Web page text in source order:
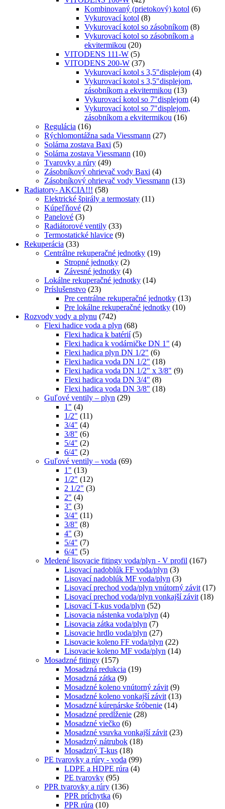
Kombinovaný (prietokový) kotol (6)
Vykurovací kotol (8)
Vykurovací kotol so zásobníkom (8)
Vykurovací kotol so zásobníkom a
ekvitermikou (20)
VITODENS 111-W (5)
VITODENS 200-W (37)
Vykurovací kotol s 3,5"displejom (4)
Vykurovací kotol s 3,5"displejom,
zásobníkom a ekvitermikou (13)
Vykurovací kotol so 7"displejom (4)
Vykurovací kotol so 7"displejom,
zásobníkom a ekvitermikou (16)
Regulácia (16)
Rýchlomontážna sada Viessmann (27)
Solárna zostava Baxi (5)
Solárna zostava Viessmann (10)
Tvarovky a rúry (49)
Zásobníkový ohrievač vody Baxi (4)
Zásobníkový ohrievač vody Viessmann (13)
Radiatory- AKCIA!!! (58)
Elektrické špirály a termostaty (11)
Kúpeľňové (2)
Panelové (3)
Radiátorové ventily (33)
Termostatické hlavice (9)
Rekuperácia (33)
Centrálne rekuperačné jednotky (19)
Stropné jednotky (2)
Závesné jednotky (4)
Lokálne rekuperačné jednotky (14)
Príslušenstvo (23)
Pre centrálne rekuperačné jednotky (13)
Pre lokálne rekuperačné jednotky (10)
Rozvody vody a plynu (742)
Flexi hadice voda a plyn (68)
Flexi hadica k batérií (5)
Flexi hadica k vodárničke DN 1" (4)
Flexi hadica plyn DN 1/2" (6)
Flexi hadica voda DN 1/2" (18)
Flexi hadica voda DN 1/2" x 3/8" (9)
Flexi hadica voda DN 3/4" (8)
Flexi hadica voda DN 3/8" (18)
Guľové ventily – plyn (29)
1" (4)
1/2" (11)
3/4" (4)
3/8" (6)
5/4" (2)
6/4" (2)
Guľové ventily – voda (69)
1" (13)
1/2" (12)
2 1/2" (3)
2" (4)
3" (3)
3/4" (11)
3/8" (8)
4" (3)
5/4" (7)
6/4" (5)
Medené lisovacie fitingy voda/plyn - V profil (167)
Lisovací nadoblúk FF voda/plyn (3)
Lisovací nadoblúk MF voda/plyn (3)
Lisovací prechod voda/plyn vnútorný závit (17)
Lisovací prechod voda/plyn vonkajší závit (18)
Lisovací T-kus voda/plyn (52)
Lisovacia nástenka voda/plyn (4)
Lisovacia zátka voda/plyn (7)
Lisovacie hrdlo voda/plyn (27)
Lisovacie koleno FF voda/plyn (22)
Lisovacie koleno MF voda/plyn (14)
Mosadzné fitingy (157)
Mosadzná redukcia (19)
Mosadzná zátka (9)
Mosadzné koleno vnútorný závit (9)
Mosadzné koleno vonkajší závit (13)
Mosadzné kúrenárske šróbenie (14)
Mosadzné predĺženie (28)
Mosadzné viečko (6)
Mosadzné vsuvka vonkajší závit (23)
Mosadzný nátrubok (18)
Mosadzný T-kus (18)
PE tvarovky a rúry - voda (99)
LDPE a HDPE rúra (4)
PE tvarovky (95)
PPR tvarovky a rúry (136)
PPR príchytka (6)
PPR rúra (10)